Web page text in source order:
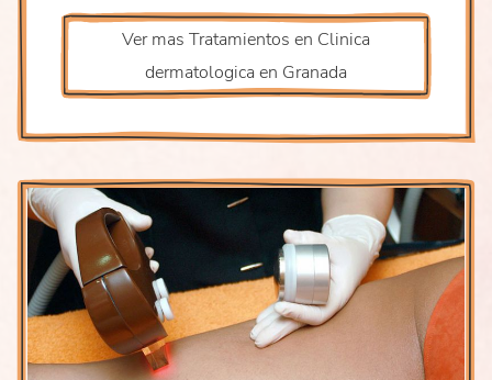
Ver mas Tratamientos en Clinica
dermatologica en Granada